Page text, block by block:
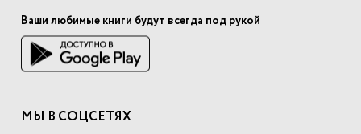
Ваши любимые книги будут всегда под рукой
МЫ В СОЦСЕТЯХ